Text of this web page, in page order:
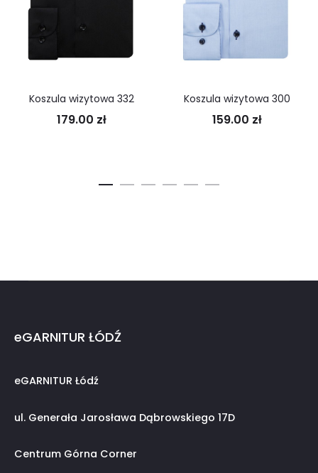
Koszula wizytowa 332
179.00 zł
Koszula wizytowa 300
159.00 zł
eGARNITUR ŁÓDŹ
eGARNITUR Łódź
ul. Generała Jarosława Dąbrowskiego 17D
Centrum Górna Corner